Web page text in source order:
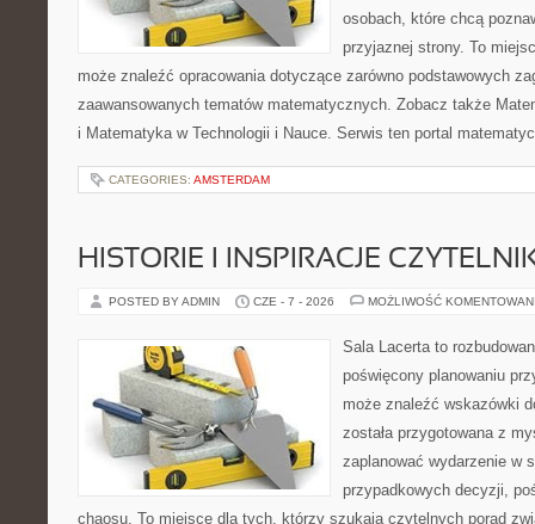
osobach, które chcą
przyjaznej strony. To
może znaleźć opracowania dotyczące zarówno podstawowych
zaawansowanych tematów matematycznych. Zobacz także
i Matematyka w Technologii i Nauce. Serwis ten portal
CATEGORIES: AMSTERDAM
HISTORIE I INSPIRACJE
POSTED BY ADMIN CZE - 7 - 2026 MOŻLIWOŚĆ
Sala Lacerta to
poświęcony planowaniu
może znaleźć wskazówki
została przygotowana z
zaplanować wydarzenie w
przypadkowych decyzji,
chaosu. To miejsce dla tych, którzy szukają czytelnych porad